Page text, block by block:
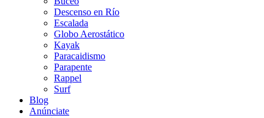
Descenso en Río
Escalada
Globo Aerostático
Kayak
Paracaidismo
Parapente
Rappel
Surf
Blog
Anúnciate